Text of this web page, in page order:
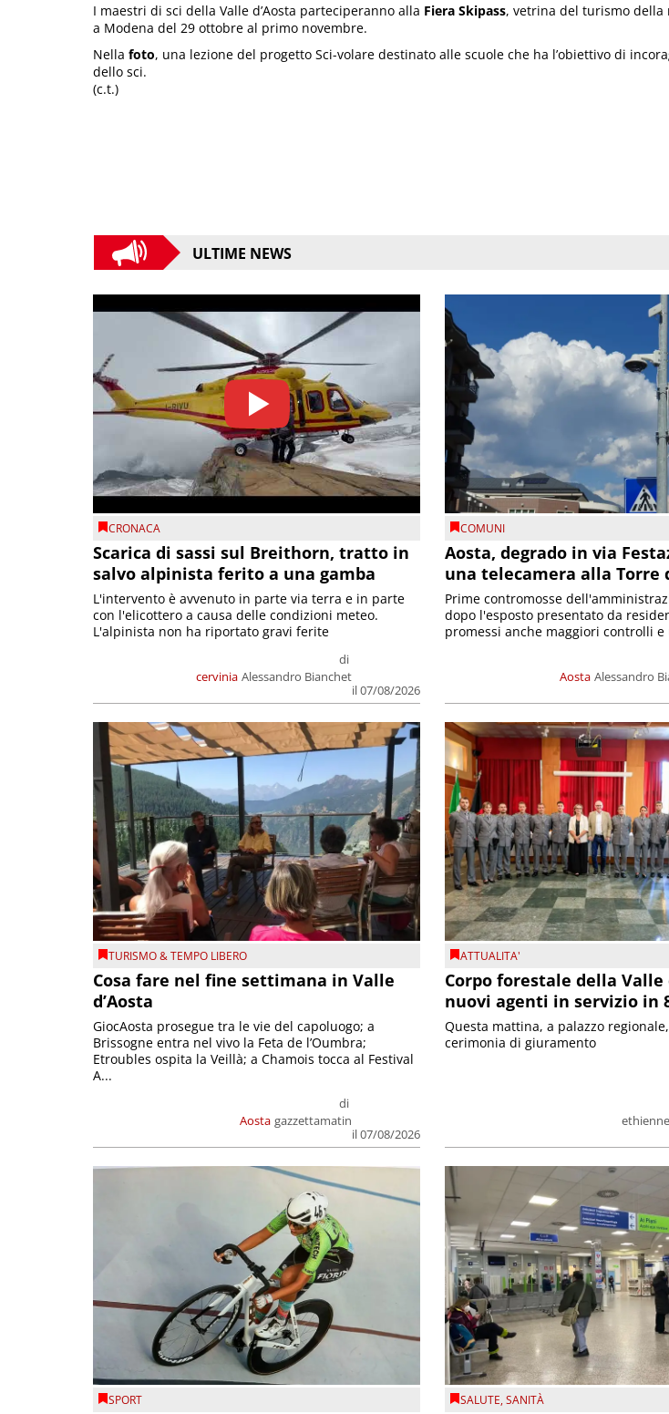
I maestri di sci della Valle d’Aosta parteciperanno alla Fiera Skipass, vetrina del turismo della
a Modena del 29 ottobre al primo novembre.
Nella foto, una lezione del progetto Sci-volare destinato alle scuole che ha l’obiettivo di
dello sci.
(c.t.)
ULTIME NEWS
CRONACA
Scarica di sassi sul Breithorn, tratto in
salvo alpinista ferito a una gamba
cervinia
di
Alessandro Bianchet
il 07/08/2026
L'intervento è avvenuto in parte via terra e in parte
con l'elicottero a causa delle condizioni meteo.
L'alpinista non ha riportato gravi ferite
COMUNI
Aosta, degrado in via
una telecamera alla Torre
Aosta Alessandro
Prime contromosse
dopo l'esposto presentato da
promessi anche maggiori controlli
TURISMO & TEMPO LIBERO
Cosa fare nel fine settimana in Valle
d’Aosta
Aosta
di
gazzettamatin
il 07/08/2026
GiocAosta prosegue tra le vie del capoluogo; a
Brissogne entra nel vivo la Feta de l’Oumbra;
Etroubles ospita la Veillà; a Chamois tocca al Festival
A...
ATTUALITA'
Corpo forestale della Valle
nuovi agenti in servizio in
Questa mattina, a palazzo
cerimonia di giuramento
SPORT SALUTE,SANITÀ